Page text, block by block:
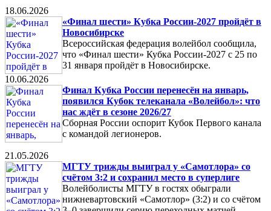
18.06.2026
«Финал шести» Кубка России-2027 пройдёт в
Новосибирске
Всероссийская федерация волейбол сообщила,
что «Финал шести» Кубка России-2027 с 25 по
31 января пройдёт в Новосибирске.
10.06.2026
Финал Кубка России перенесён на январь,
появился Кубок телеканала «Волейбол»: что
нас ждёт в сезоне 2026/27
Сборная России оспорит Кубок Первого канала
с командой легионеров.
21.05.2026
МГТУ трижды выиграл у «Самотлора» со
счётом 3:2 и сохранил место в суперлиге
Волейболисты МГТУ в гостях обыграли
нижневартовский «Самотлор» (3:2) и со счётом